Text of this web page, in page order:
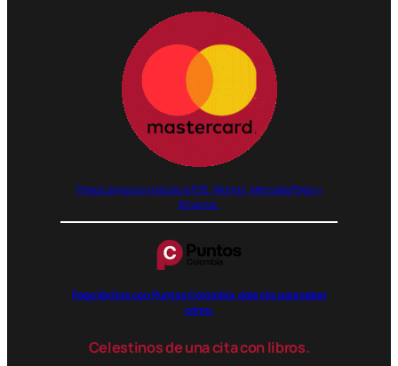
Pagos seguros gracias a PSE, Wompi, MercadoPago y
Binance.
Paga libritos con Puntos Colombia, dale clic para saber
cómo.
Celestinos de una cita con libros.